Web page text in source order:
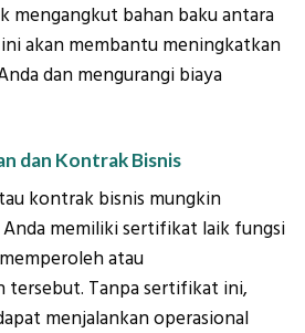
mengangkut bahan baku antara
ini akan membantu meningkatkan
dan mengurangi biaya
dan Kontrak Bisnis
kontrak bisnis mungkin
memiliki sertifikat laik fungsi
atau
tersebut. Tanpa sertifikat ini,
menjalankan operasional